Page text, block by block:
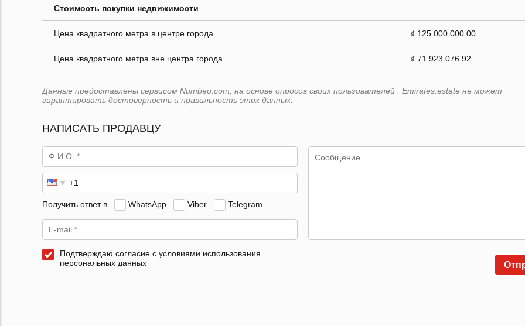
Стоимость покупки недвижимости
Цена квадратного метра в центре города ₫ 125 000 000.00
Цена квадратного метра вне центра города ₫ 71 923 076.92
Данные предоставлены сервисом Numbeo.com, на основе опросов своих пользователей . Emirates.estate не может
гарантировать достоверность и правильность этих данных.
НАПИСАТЬ ПРОДАВЦУ
Получить ответ в WhatsApp Viber Telegram
Подтверждаю согласие с условиями использования
персональных данных